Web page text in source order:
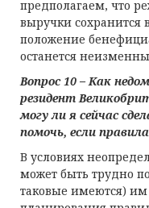
предполагаем, что
выручки
положение
останется
Вопрос 10 – Как
резидент
могу ли я сейчас
помочь, если
В условиях
может быть трудно
таковые имеются)